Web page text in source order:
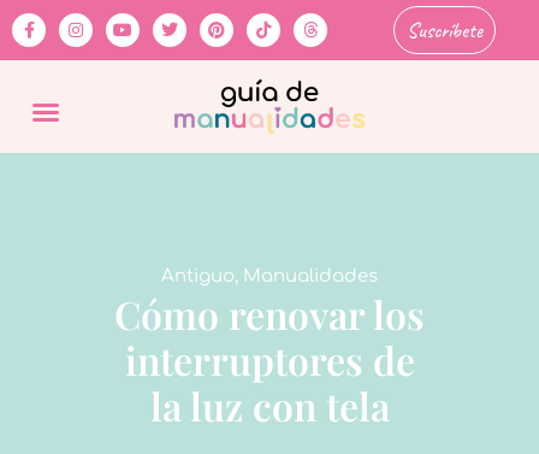
Suscríbete
Antiguo, Manualidades
Cómo renovar los
interruptores de
la luz con tela